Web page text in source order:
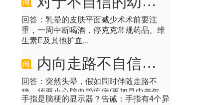
回答：乳晕的皮肤平面减少术术前要注
重，一周中断喝酒，停克克常规药品、维
生素E及其他扩血...
内向走路不自信怎么办
回答：突然头晕，假如同时伴随走路不
稳，须要小心脑血管疾病(更加是中老年
人)，比较普遍的...
手指是脑梗的显示器？告诫：手指有4个异